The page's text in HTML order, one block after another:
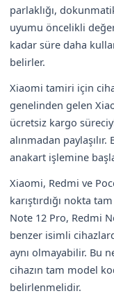
parlaklığı,
uyumu öncelikli
kadar süre daha
belirler.
Xiaomi tamiri için
genelinden gelen
ücretsiz kargo
alınmadan
anakart işlemine
Xiaomi, Redmi ve
karıştırdığı nokta
Note 12 Pro, Redmi
benzer isimli
aynı olmayabilir. Bu
cihazın tam model
belirlenmelidir.